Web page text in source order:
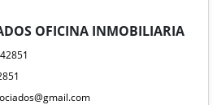
OFICINA INMOBILIARIA